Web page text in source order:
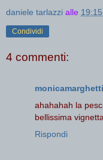
daniele tarlazzi alle 19:15
Condividi
4 commenti:
monicamarghetti
ahahahah la
bellissima
Rispondi